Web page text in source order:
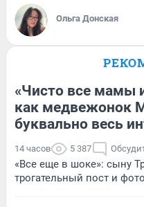
Ольга Донская
«Чисто все мамы
как медвежонок
буквально весь
14 часов 5 387
«Все еще в шоке»: сыну
трогательный пост и фото